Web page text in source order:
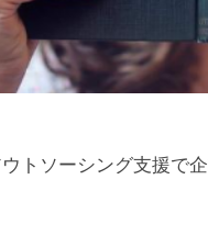
トソーシング支援で